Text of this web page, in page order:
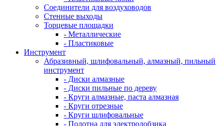
Соединители для воздуховодов
Стенные выходы
Торцевые площадки
- Металлические
- Пластиковые
Инструмент
Абразивный, шлифовальный, алмазный, пильный
инструмент
- Диски алмазные
- Диски пильные по дереву
- Круги алмазные, паста алмазная
- Круги отрезные
- Круги шлифовальные
- Полотна для электролобзика